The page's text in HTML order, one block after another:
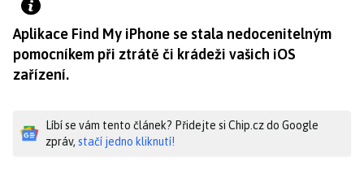
Aplikace Find My iPhone se stala nedocenitelným
pomocníkem při ztrátě či krádeži vašich iOS
zařízení.
Líbí se vám tento článek? Přidejte si Chip.cz do Google
zpráv, stačí jedno kliknutí!